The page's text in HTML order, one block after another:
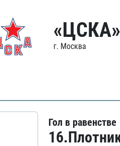
«ЦСКА»
г. Москва
Гол в равенстве